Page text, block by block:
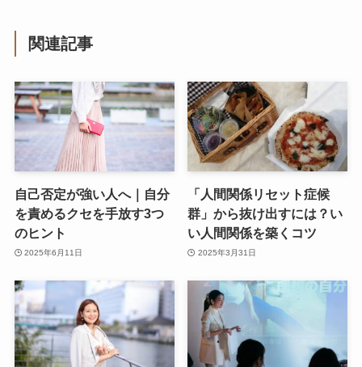
関連記事
自己否定が強い人へ｜自分
を責めるクセを手放す3つ
のヒント
2025年6月11日
「人間関係リセット症候
群」から抜け出すには？い
い人間関係を築くコツ
2025年3月31日